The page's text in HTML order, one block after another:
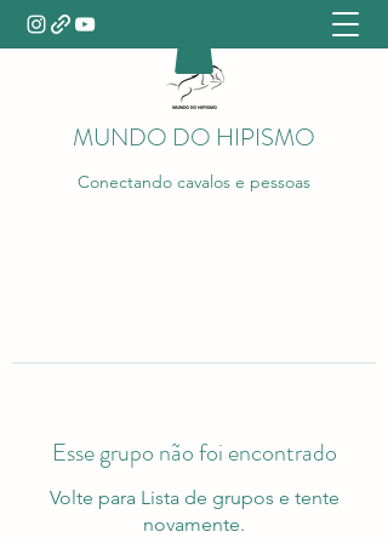
MUNDO DO HIPISMO
Conectando cavalos e pessoas
Esse grupo não foi encontrado
Volte para Lista de grupos e tente
novamente.